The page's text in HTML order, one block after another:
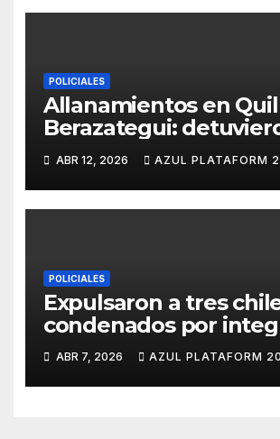
POLICIALES
Allanamientos en
Berazategui:
abogado acusado de
con datos biométricos
ABR 12, 2026 AZUL PLATAFORM
POLICIALES
Expulsaron a tres
condenados por
banda criminal
ABR 7, 2026 AZUL PLATAFORM